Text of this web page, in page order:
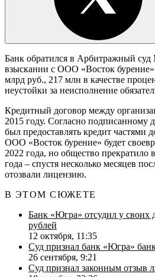
Банк обратился в Арбитражный
взыскании с ООО «Восток бурение»
млрд руб., 217 млн в качестве
неустойки за неисполнение
Кредитный договор между
2015 году. Согласно подписанному
был предоставлять кредит частями
ООО «Восток бурение» будет
2022 года, но общество прекратило
года – спустя несколько месяцев
отозвали лицензию.
В ЭТОМ СЮЖЕТЕ
Банк «Югра» отсудил у своих
рублей
12 октября, 11:35
Суд признал банк «Югра»
26 сентября, 9:21
Суд признал законным отзыв